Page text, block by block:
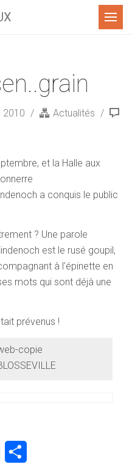
Menu
2010
Actualités
et la Halle aux
a conquis le public
? Une parole
est le rusé goupil,
à l’épinette en
mots qui sont déjà une
prévenus !
Twitter